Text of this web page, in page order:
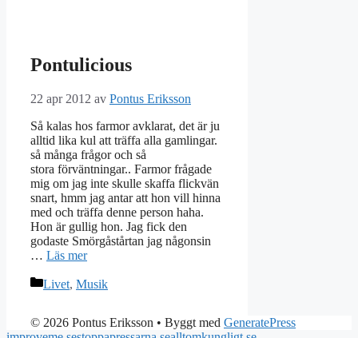
Pontulicious
22 apr 2012 av Pontus Eriksson
Så kalas hos farmor avklarat, det är ju
alltid lika kul att träffa alla gamlingar.
så många frågor och så
stora förväntningar.. Farmor frågade
mig om jag inte skulle skaffa flickvän
snart, hmm jag antar att hon vill hinna
med och träffa denne person haha.
Hon är gullig hon. Jag fick den
godaste Smörgåstårtan jag någonsin
… Läs mer
Kategorier
Livet, Musik
© 2026 Pontus Eriksson • Byggt med GeneratePress